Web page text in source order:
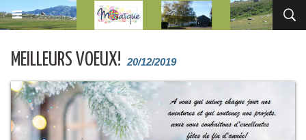
MEILLEURS VOEUX! 20/12/2019